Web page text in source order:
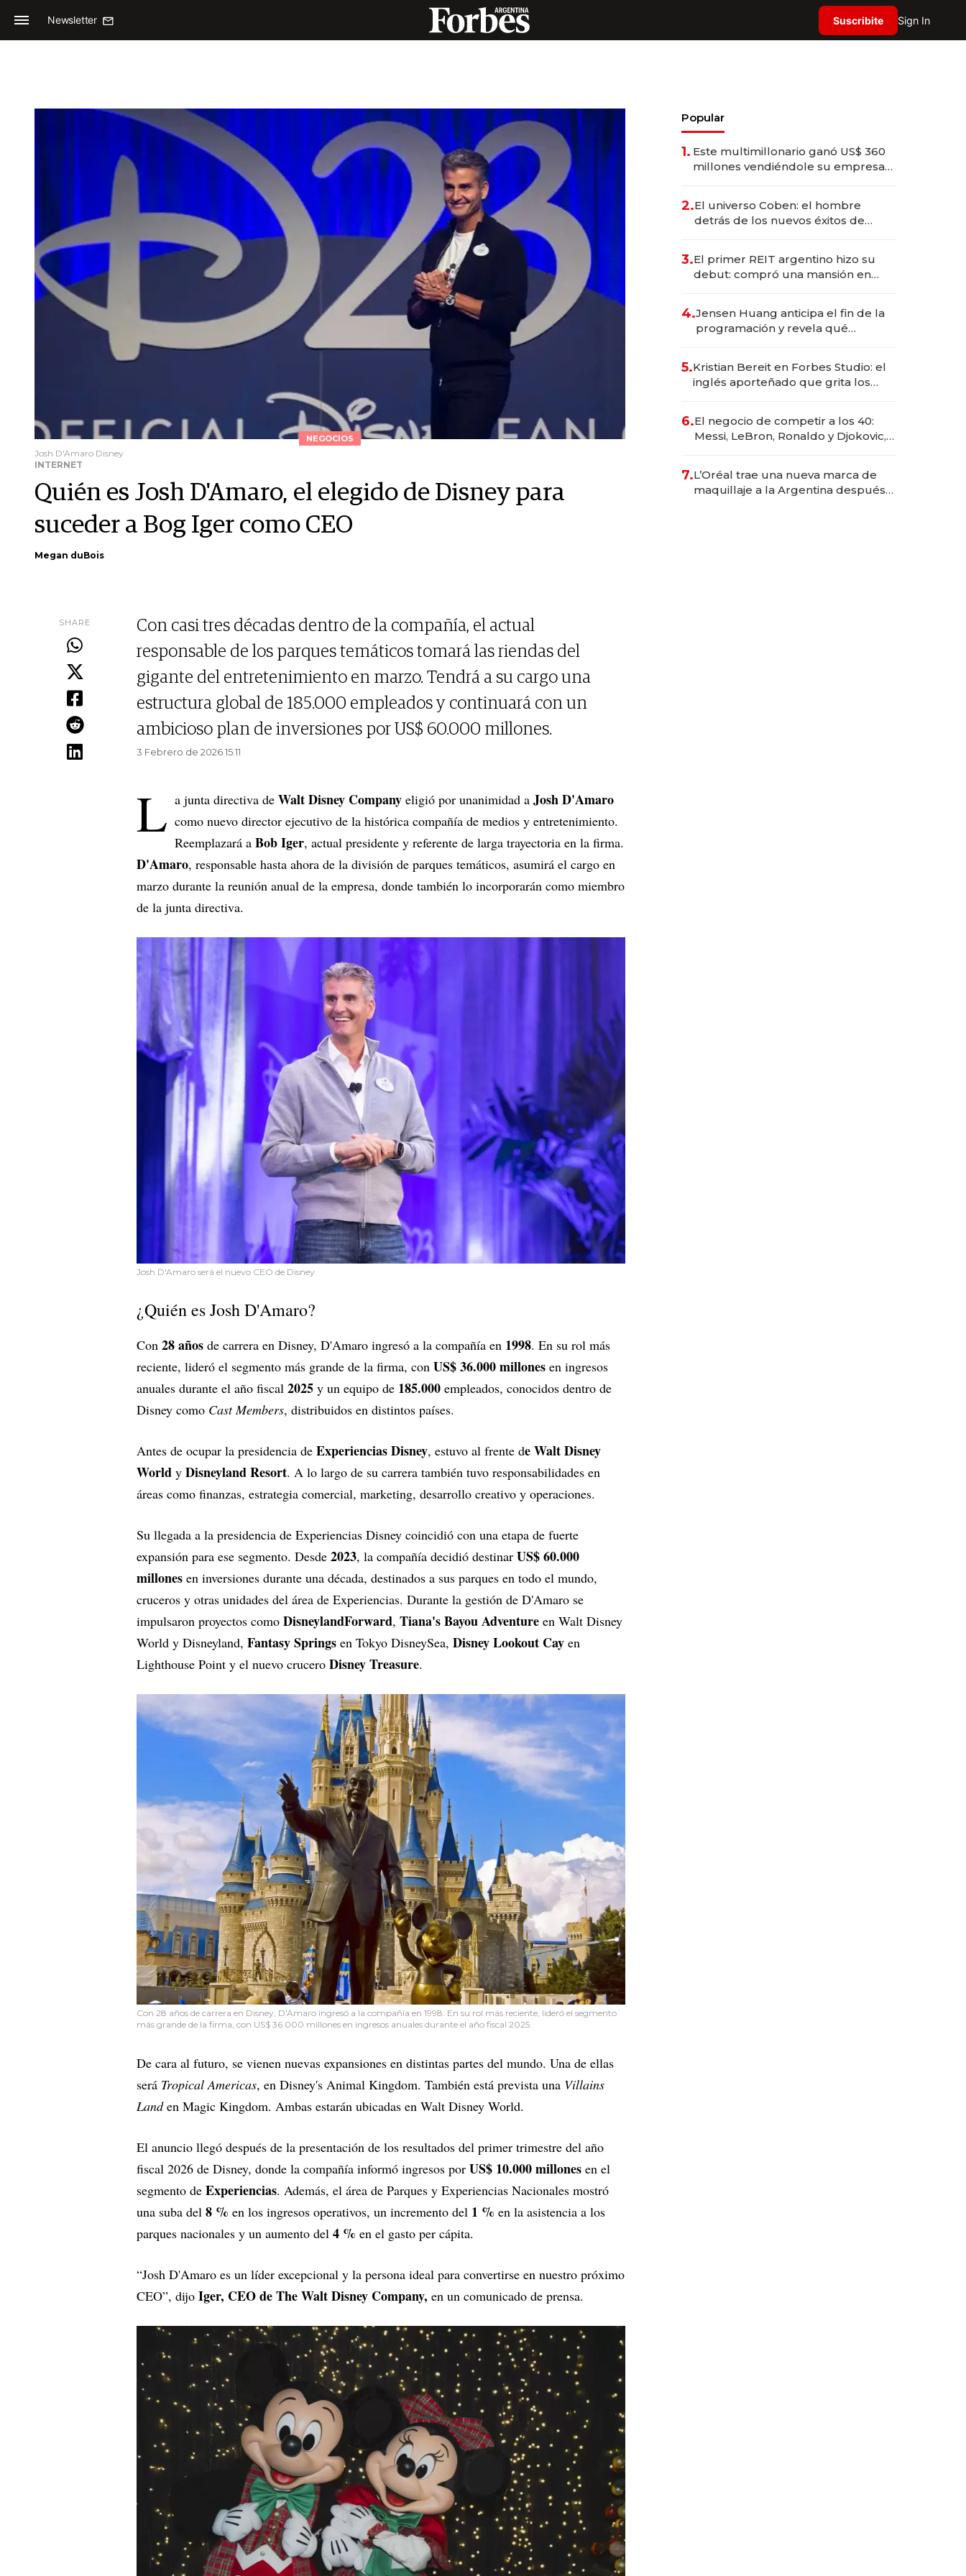
Newsletter Suscribite Sign In
NEGOCIOS
Josh D'Amaro Disney
INTERNET
Quién es Josh D'Amaro, el elegido de Disney para
suceder a Bog Iger como CEO
Megan duBois
SHARE
Con casi tres décadas dentro de la compañía, el actual
responsable de los parques temáticos tomará las riendas del
gigante del entretenimiento en marzo. Tendrá a su cargo una
estructura global de 185.000 empleados y continuará con un
ambicioso plan de inversiones por US$ 60.000 millones.
3 Febrero de 2026 15.11
L a junta directiva de Walt Disney Company eligió por unanimidad a Josh D'Amaro
como nuevo director ejecutivo de la histórica compañía de medios y entretenimiento.
Reemplazará a Bob Iger, actual presidente y referente de larga trayectoria en la firma.
D'Amaro, responsable hasta ahora de la división de parques temáticos, asumirá el cargo en
marzo durante la reunión anual de la empresa, donde también lo incorporarán como miembro
de la junta directiva.
Josh D'Amaro será el nuevo CEO de Disney
¿Quién es Josh D'Amaro?
Con 28 años de carrera en Disney, D'Amaro ingresó a la compañía en 1998. En su rol más
reciente, lideró el segmento más grande de la firma, con US$ 36.000 millones en ingresos
anuales durante el año fiscal 2025 y un equipo de 185.000 empleados, conocidos dentro de
Disney como Cast Members, distribuidos en distintos países.
Antes de ocupar la presidencia de Experiencias Disney, estuvo al frente de Walt Disney
World y Disneyland Resort. A lo largo de su carrera también tuvo responsabilidades en
áreas como finanzas, estrategia comercial, marketing, desarrollo creativo y operaciones.
Su llegada a la presidencia de Experiencias Disney coincidió con una etapa de fuerte
expansión para ese segmento. Desde 2023, la compañía decidió destinar US$ 60.000
millones en inversiones durante una década, destinados a sus parques en todo el mundo,
cruceros y otras unidades del área de Experiencias. Durante la gestión de D'Amaro se
impulsaron proyectos como DisneylandForward, Tiana's Bayou Adventure en Walt Disney
World y Disneyland, Fantasy Springs en Tokyo DisneySea, Disney Lookout Cay en
Lighthouse Point y el nuevo crucero Disney Treasure.
Con 28 años de carrera en Disney, D'Amaro ingresó a la compañía en 1998. En su rol más reciente, lideró el segmento
más grande de la firma, con US$ 36.000 millones en ingresos anuales durante el año fiscal 2025.
De cara al futuro, se vienen nuevas expansiones en distintas partes del mundo. Una de ellas
será Tropical Americas, en Disney's Animal Kingdom. También está prevista una Villains
Landen Magic Kingdom. Ambas estarán ubicadas en Walt Disney World.
El anuncio llegó después de la presentación de los resultados del primer trimestre del año
fiscal 2026 de Disney, donde la compañía informó ingresos por US$ 10.000 millones en el
segmento de Experiencias. Además, el área de Parques y Experiencias Nacionales mostró
una suba del 8 % en los ingresos operativos, un incremento del 1 % en la asistencia a los
parques nacionales y un aumento del 4 % en el gasto per cápita.
“Josh D'Amaro es un líder excepcional y la persona ideal para convertirse en nuestro próximo
CEO”, dijo Iger, CEO de The Walt Disney Company, en un comunicado de prensa.
Popular
1. Este multimillonario ganó US$ 360
millones vendiéndole su empresa
2.El universo Coben: el hombre
detrás de los nuevos éxitos de
3.El primer REIT argentino hizo su
debut: compró una mansión en
4.Jensen Huang anticipa el fin de la
programación y revela qué
5.Kristian Bereit en Forbes Studio: el
inglés aporteñado que grita los
200M.
6.El negocio de competir a los 40:
Messi, LeBron, Ronaldo y Djokovic,
7.L’Oréal trae una nueva marca de
maquillaje a la Argentina después